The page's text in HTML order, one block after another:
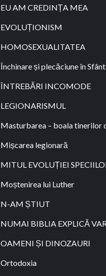
EU AM CREDINȚA MEA
EVOLUȚIONISM
HOMOSEXUALITATEA
Închinare și plecăciune în
ÎNTREBĂRI INCOMODE
LEGIONARISMUL
Masturbarea – boala tinerilor
Mișcarea legionară
MITUL EVOLUȚIEI
Moștenirea lui Luther
N-AM ȘTIUT
NUMAI BIBLIA EXPLICĂ
OAMENI ȘI DINOZAURI
Ortodoxia